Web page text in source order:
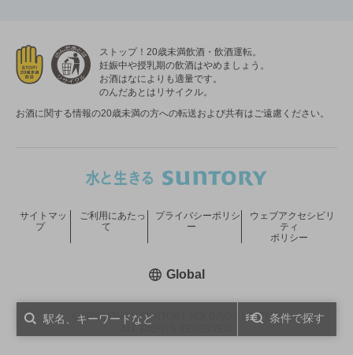
条件で探す
ストップ！20歳未満飲酒・飲酒運転。
妊娠中や授乳期の飲酒はやめましょう。
お酒はなによりも適量です。
のんだあとはリサイクル。
お酒に関する情報の20歳未満の方への転送および共有はご遠慮ください。
COPYRIGHT © SUNTORY HOLDINGS LIMITED.
サイトマッ
プ
ご利用にあたっ
て
プライバシーポリシ
ー
ウェブアクセシビリ
ティ
ポリシー
Global新しいウィンドウで開く